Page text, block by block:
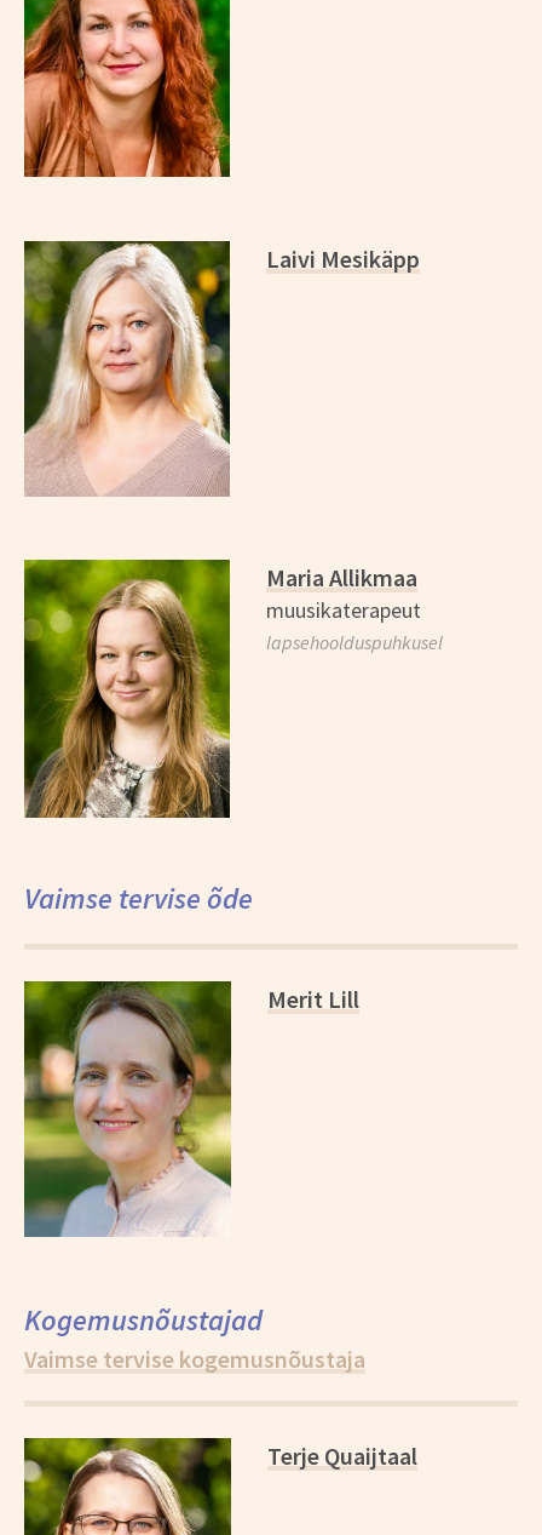
Laivi Mesikäpp
Maria Allikmaa
muusikaterapeut
lapsehoolduspuhkusel
Vaimse tervise õde
Merit Lill
Kogemusnõustajad
Vaimse tervise kogemusnõustaja
Terje Quaijtaal